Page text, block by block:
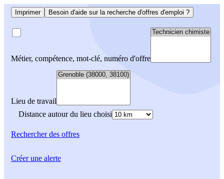
Imprimer Besoin d'aide sur la recherche d'offres d'emploi ?
Métier, compétence, mot-clé, numéro d'offre
Lieu de travail
Distance autour du lieu choisi
Rechercherdes offres
Créer une alerte